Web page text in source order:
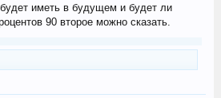
иметь в будущем и будет ли
90 второе можно сказать.